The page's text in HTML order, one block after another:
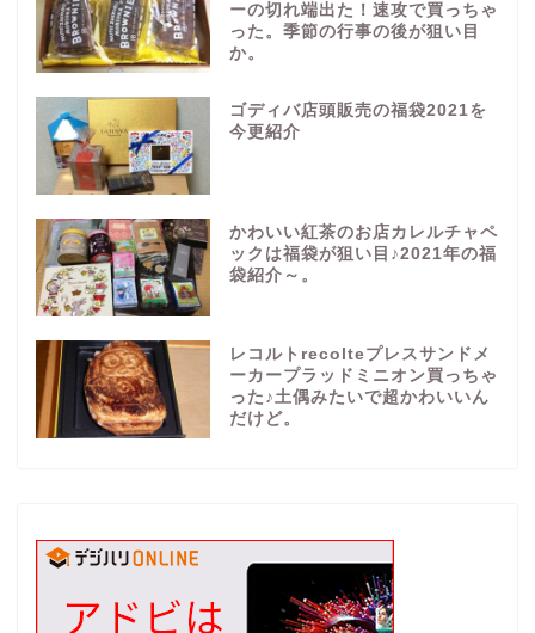
ーの切れ端出た！速攻で買っちゃ
った。季節の行事の後が狙い目
か。
ゴディバ店頭販売の福袋2021を
今更紹介
かわいい紅茶のお店カレルチャペ
ックは福袋が狙い目♪2021年の福
袋紹介～。
レコルトrecolteプレスサンドメ
ーカープラッドミニオン買っちゃ
った♪土偶みたいで超かわいいん
だけど。